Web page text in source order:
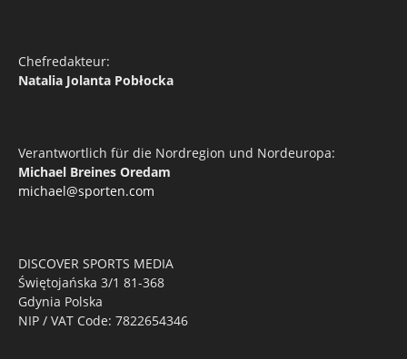
Chefredakteur:
Natalia Jolanta Pobłocka
Verantwortlich für die Nordregion und Nordeuropa:
Michael Breines Oredam
michael@sporten.com
DISCOVER SPORTS MEDIA
Świętojańska 3/1 81-368
Gdynia Polska
NIP / VAT Code: 7822654346